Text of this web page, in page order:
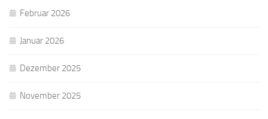
Februar 2026
Januar 2026
Dezember 2025
November 2025